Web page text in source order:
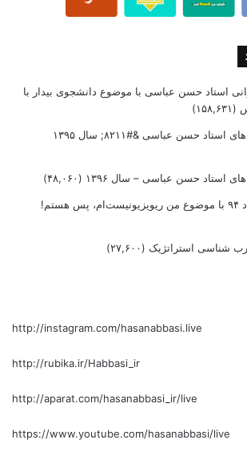
استاد حسن عباسی با موضوع دانشجوی بیدار با
(۱۵۸,۶۳۱)
حسن عباسی &#۸۲۱۱; سال ۱۳۹۵
استاد حسن عباسی – سال ۱۳۹۶ (۴۸,۰۶۰)
شناسی استراتژیک (۲۷,۶۰۰)
http://instagram.com/hasanabbasi.live
http://rubika.ir/Habbasi_ir
http://aparat.com/hasanabbasi_ir/live
https://www.youtube.com/hasanabbasi/live